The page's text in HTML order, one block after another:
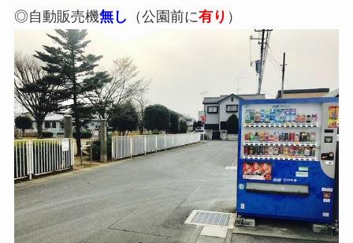
◎自動販売機無し （公園前に有り ）